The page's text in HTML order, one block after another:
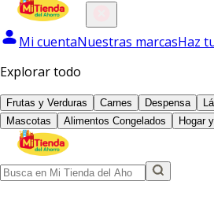
Mi cuentaNuestras marcasHaz
Explorar todo
Frutas y Verduras Carnes Despensa
Mascotas
Alimentos Congelados Hogar